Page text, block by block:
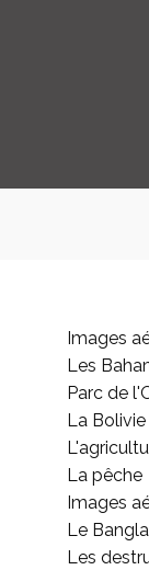
Images
Les
Parc de
La Bolivie
La pêche
Images
Le
Les